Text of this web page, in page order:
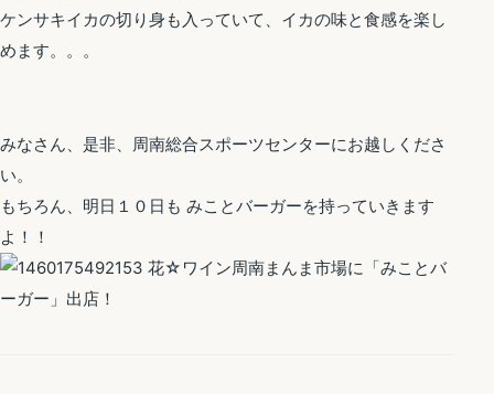
ケンサキイカの切り身も入っていて、イカの味と食感を楽し
めます。。。
みなさん、是非、周南総合スポーツセンターにお越しくださ
い。
もちろん、明日１０日も みことバーガーを持っていきます
よ！！